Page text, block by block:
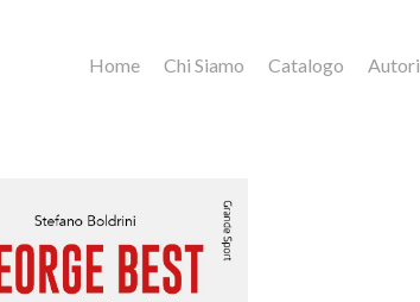
Home Chi Siamo Catalogo Autori